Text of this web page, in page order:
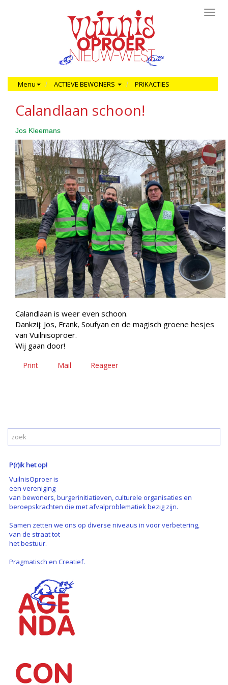
Menu ACTIEVE BEWONERS PRIKACTIES
Calandlaan schoon!
Jos Kleemans
Calandlaan is weer even schoon.
Dankzij: Jos, Frank, Soufyan en de magisch groene hesjes
van Vuilnisoproer.
Wij gaan door!
Print Mail Reageer
P(r)ik het op!
VuilnisOproer is
een vereniging
van bewoners, burgerinitiatieven, culturele organisaties en
beroepskrachten die met afvalproblematiek bezig zijn.
Samen zetten we ons op diverse niveaus in voor verbetering,
van de straat tot
het bestuur.
Pragmatisch en Creatief.